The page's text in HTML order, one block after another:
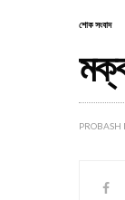
শোক সংবাদ
PROBASH